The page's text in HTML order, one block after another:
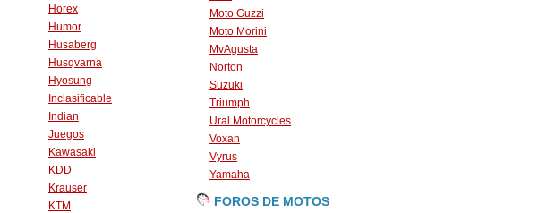
Horex
Humor
Husaberg
Husqvarna
Hyosung
Inclasificable
Indian
Juegos
Kawasaki
KDD
Krauser
KTM
Moto Guzzi
Moto Morini
MvAgusta
Norton
Suzuki
Triumph
Ural Motorcycles
Voxan
Vyrus
Yamaha
FOROS DE MOTOS